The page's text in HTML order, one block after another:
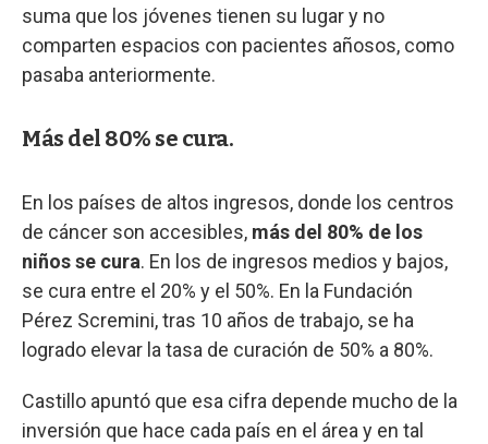
suma que los jóvenes tienen su lugar y no
comparten espacios con pacientes añosos, como
pasaba anteriormente.
Más del 80% se cura.
En los países de altos ingresos, donde los centros
de cáncer son accesibles, más del 80% de los
niños se cura. En los de ingresos medios y bajos,
se cura entre el 20% y el 50%. En la Fundación
Pérez Scremini, tras 10 años de trabajo, se ha
logrado elevar la tasa de curación de 50% a 80%.
Castillo apuntó que esa cifra depende mucho de la
inversión que hace cada país en el área y en tal